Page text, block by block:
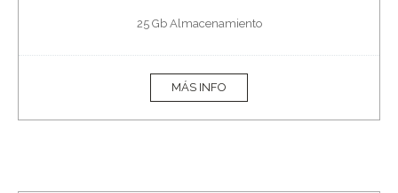
25 Gb Almacenamiento
MÁS INFO